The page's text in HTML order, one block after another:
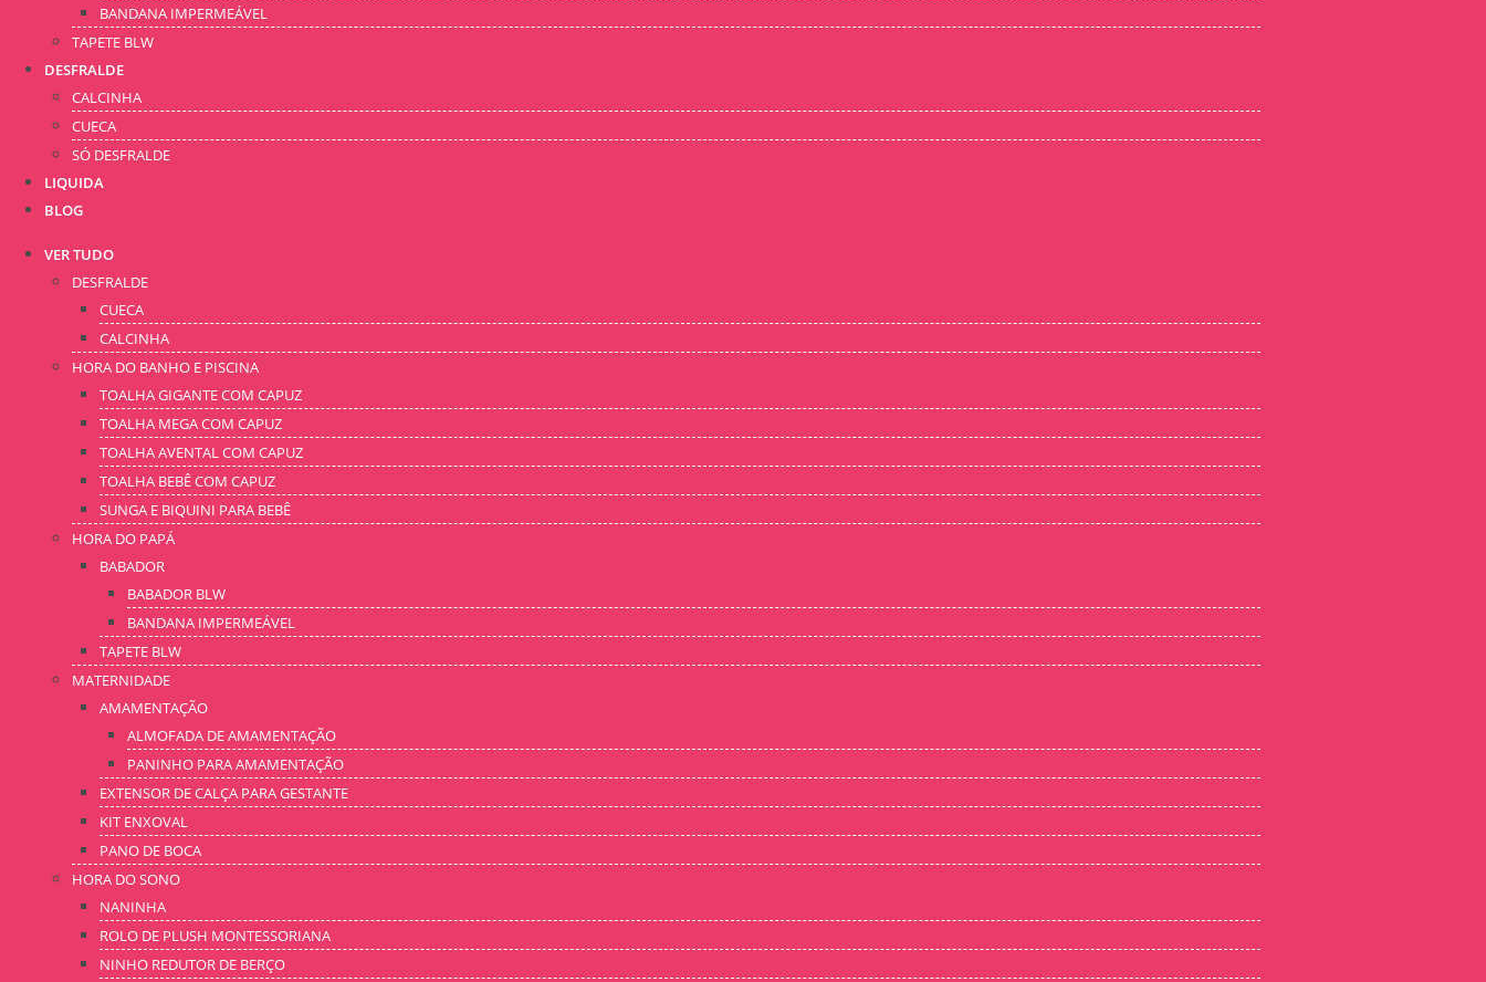
BANDANA IMPERMEÁVEL
TAPETE BLW
DESFRALDE
CALCINHA
CUECA
SÓ DESFRALDE
LIQUIDA
BLOG
VER TUDO
DESFRALDE
CUECA
CALCINHA
HORA DO BANHO E PISCINA
TOALHA GIGANTE COM CAPUZ
TOALHA MEGA COM CAPUZ
TOALHA AVENTAL COM CAPUZ
TOALHA BEBÊ COM CAPUZ
SUNGA E BIQUINI PARA BEBÊ
HORA DO PAPÁ
BABADOR
BABADOR BLW
BANDANA IMPERMEÁVEL
TAPETE BLW
MATERNIDADE
AMAMENTAÇÃO
ALMOFADA DE AMAMENTAÇÃO
PANINHO PARA AMAMENTAÇÃO
EXTENSOR DE CALÇA PARA GESTANTE
KIT ENXOVAL
PANO DE BOCA
HORA DO SONO
NANINHA
ROLO DE PLUSH MONTESSORIANA
NINHO REDUTOR DE BERÇO